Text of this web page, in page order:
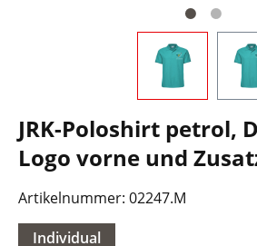
JRK-Poloshirt petrol,
Logo vorne und
Artikelnummer: 02247.M
Individual